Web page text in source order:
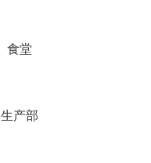
食堂
生产部